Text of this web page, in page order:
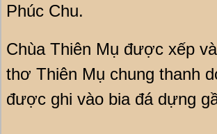
Phúc Chu.
Chùa Thiên Mụ được xếp
thơ Thiên Mụ chung thanh
được ghi vào bia đá dựng